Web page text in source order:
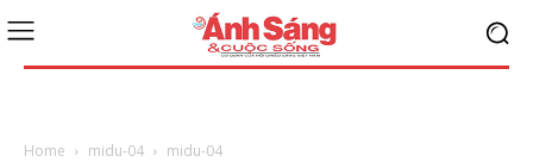
Home midu-04 midu-04